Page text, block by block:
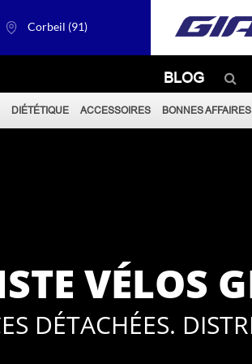
Corbeil (91)
BLOG
DIÉTÉTIQUE ACCESSOIRES BONNES AFFAIRES
VÉLOS
DÉTACHÉES.